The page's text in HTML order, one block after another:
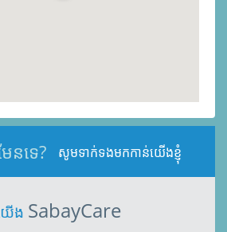
នទេ? សូមទាក់ទងមកកាន់យើងខ្ញុំ
ើង SabayCare